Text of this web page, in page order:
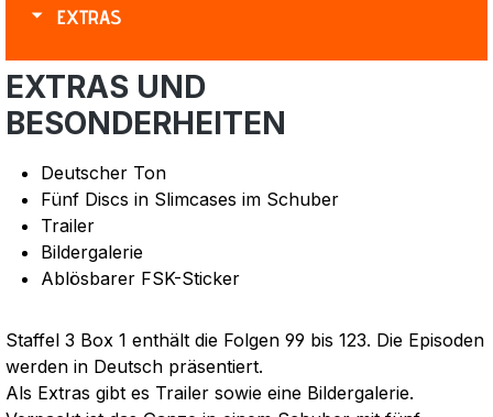
EXTRAS
EXTRAS UND
BESONDERHEITEN
Deutscher Ton
Fünf Discs in Slimcases im Schuber
Trailer
Bildergalerie
Ablösbarer FSK-Sticker
Staffel 3 Box 1 enthält die Folgen 99 bis 123. Die Episoden
werden in Deutsch präsentiert.
Als Extras gibt es Trailer sowie eine Bildergalerie.